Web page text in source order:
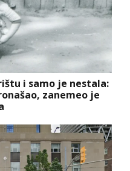
i samo je nestala:
zanemeo je